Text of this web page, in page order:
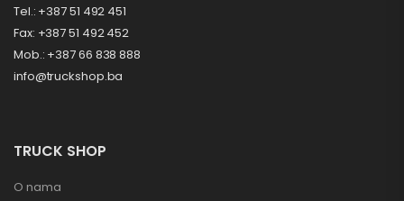
Tel.: +387 51 492 451
Fax: +387 51 492 452
Mob.: +387 66 838 888
info@truckshop.ba
TRUCK SHOP
O nama